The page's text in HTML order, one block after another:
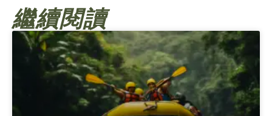
繼續閱讀